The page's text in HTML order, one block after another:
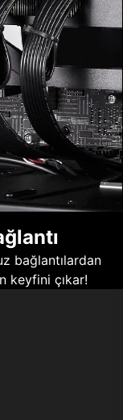
bağlantılardan
keyfini çıkar!